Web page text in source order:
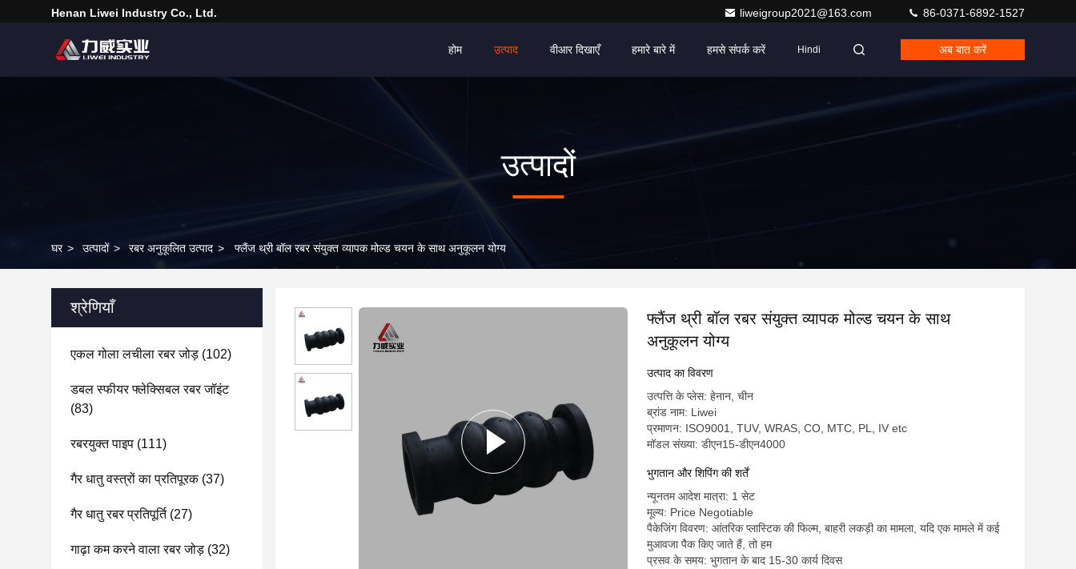
Henan Liwei Industry Co., Ltd. liweigroup2021@163.com 86-0371-6892-1527
होम उत्पाद वीआर दिखाएँ हमारे बारे में हमसे संपर्क करें Hindi अब बात करें
उत्पादों
घर > उत्पादों > रबर अनुकूलित उत्पाद > फ्लैंज थ्री बॉल रबर संयुक्त व्यापक मोल्ड चयन के साथ अनुकूलन योग्य
श्रेणियाँ
एकल गोला लचीला रबर जोड़ (102)
डबल स्फीयर फ्लेक्सिबल रबर जॉइंट
(83)
रबरयुक्त पाइप (111)
गैर धातु वस्त्रों का प्रतिपूरक(37)
गैर धातु रबर प्रतिपूर्ति(27)
गाढ़ा कम करने वाला रबर जोड़ (32)
फ्लैंज थ्री बॉल रबर संयुक्त व्यापक मोल्ड चयन के साथ
अनुकूलन योग्य
उत्पाद का विवरण
उत्पत्ति के प्लेस: हेनान, चीन
ब्रांड नाम: Liwei
प्रमाणन: ISO9001, TUV, WRAS, CO, MTC, PL, IV etc
मॉडल संख्या: डीएन15-डीएन4000
भुगतान और शिपिंग की शर्तें
न्यूनतम आदेश मात्रा: 1 सेट
मूल्य: Price Negotiable
पैकेजिंग विवरण: आंतरिक प्लास्टिक की फिल्म, बाहरी लकड़ी का मामला, यदि एक मामले में कई
मुआवजा पैक किए जाते हैं, तो हम
प्रसव के समय: भुगतान के बाद 15-30 कार्य दिवस